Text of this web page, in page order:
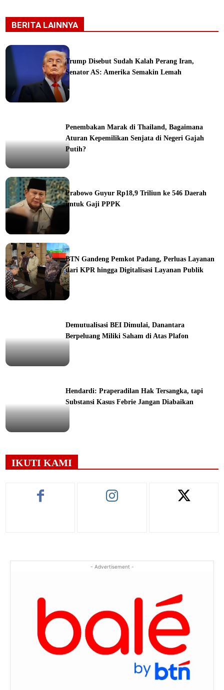
BERITA LAINNYA
Trump Disebut Sudah Kalah Perang Iran,
Senator AS: Amerika Semakin Lemah
Penembakan Marak di Thailand, Bagaimana
Aturan Kepemilikan Senjata di Negeri Gajah
Putih?
Prabowo Guyur Rp18,9 Triliun ke 546 Daerah
untuk Gaji PPPK
BTN Gandeng Pemkot Padang, Perluas Layanan
dari KPR hingga Digitalisasi Layanan Publik
Demutualisasi BEI Dimulai, Danantara
Berpeluang Miliki Saham di Atas Plafon
Hendardi: Praperadilan Hak Tersangka, tapi
Substansi Kasus Febrie Jangan Diabaikan
IKUTI KAMI
- Advertisement -